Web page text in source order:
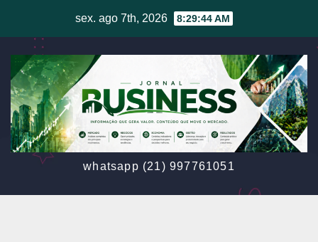
content
sex. ago 7th, 2026 8:29:47 AM
whatsapp (21) 997761051